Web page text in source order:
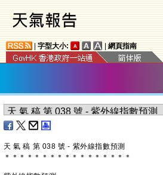
字型大小: 網頁指南
天 氣 稿 第 038 號 - 紫外線指數預測
＊ ＊ ＊ ＊ ＊ ＊ ＊ ＊ ＊ ＊ ＊ ＊ ＊ ＊ ＊ ＊ ＊